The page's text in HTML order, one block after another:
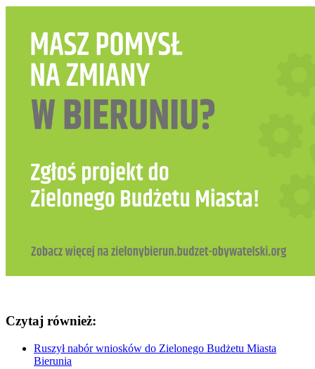
Czytaj również:
Ruszył nabór wniosków do Zielonego Budżetu Miasta
Bierunia